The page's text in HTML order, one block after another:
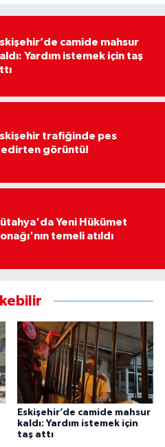
camide mahsur
Yardım istemek için taş
trafiğinde pes
görüntü!
Yeni Hükümet
temeli atıldı
Eskişehir’de camide mahsur
kaldı: Yardım istemek için
taş attı